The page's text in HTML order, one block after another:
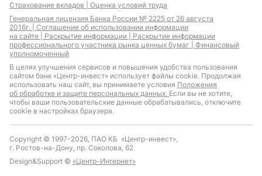
Страхование вкладов | Оценка условий труда
Генеральная лицензия Банка России № 2225 от 26 августа
2016г. | Соглашение об использовании информации
на сайте | Раскрытие информации | Раскрытие информации
профессионального участника рынка ценных бумаг | Финансовый
уполномоченный
В целях улучшения сервисов и повышения удобства пользования
сайтом банк «Центр-инвест» использует файлы cookie. Продолжая
использовать наш сайт, вы принимаете условия Положения
об обработке и защите персональных данных. Если вы не хотите,
чтобы ваши пользовательские данные обрабатывались, отключите
cookie в настройках браузера.
Copyright © 1997-2026, ПАО КБ «Центр-инвест»,
г. Ростов-на-Дону, пр. Соколова, 62
Design&Support © «Центр-Интернет»